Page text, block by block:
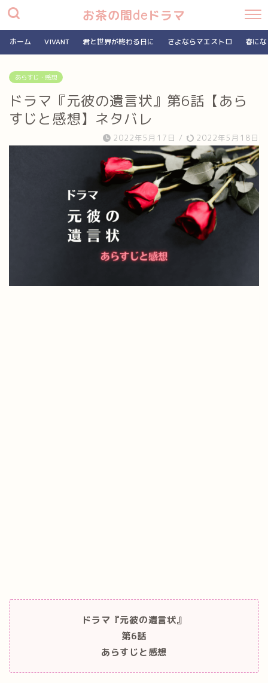
お茶の間deドラマ
ホーム VIVANT 君と世界が終わる日に さよならマエストロ 春に
あらすじ・感想
ドラマ『元彼の遺言状』第6話【あら
すじと感想】ネタバレ
2022年5月17日 / 2022年5月18日
ドラマ『元彼の遺言状』
第6話
あらすじと感想